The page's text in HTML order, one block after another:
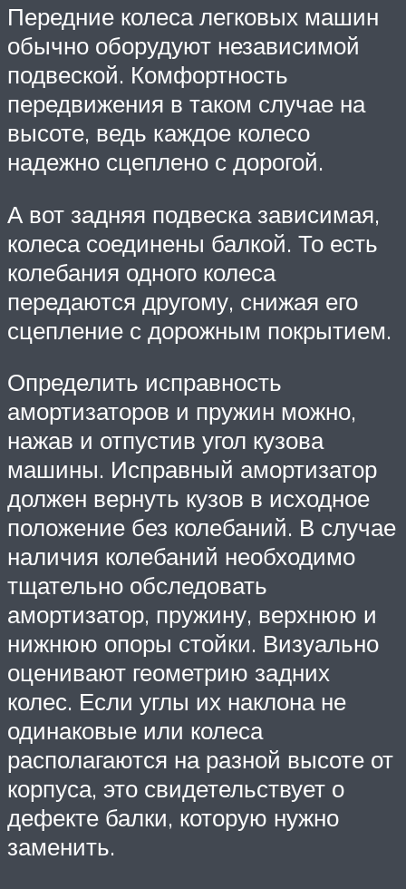
Передние колеса легковых машин
обычно оборудуют независимой
подвеской. Комфортность
передвижения в таком случае на
высоте, ведь каждое колесо
надежно сцеплено с дорогой.
А вот задняя подвеска зависимая,
колеса соединены балкой. То есть
колебания одного колеса
передаются другому, снижая его
сцепление с дорожным покрытием.
Определить исправность
амортизаторов и пружин можно,
нажав и отпустив угол кузова
машины. Исправный амортизатор
должен вернуть кузов в исходное
положение без колебаний. В случае
наличия колебаний необходимо
тщательно обследовать
амортизатор, пружину, верхнюю и
нижнюю опоры стойки. Визуально
оценивают геометрию задних
колес. Если углы их наклона не
одинаковые или колеса
располагаются на разной высоте от
корпуса, это свидетельствует о
дефекте балки, которую нужно
заменить.